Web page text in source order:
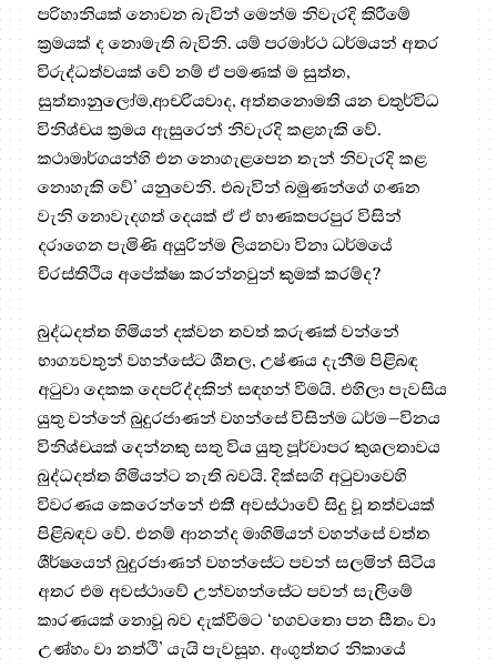
පරිහානියක් නොවන බැවින් මෙන්ම නිවැරදි කිරීමේ
ක්‍රමයක් ද නොමැති බැවිනි. යම් පරමාර්ථ ධර්මයන් අතර
විරුද්ධත්වයක් වේ නම් ඒ පමණක් ම සුත්ත,
සුත්තානුලෝම,ආචරියවාද, අත්තනොමති යන චතුර්විධ
විනිශ්චය ක්‍රමය ඇසුරෙන් නිවැරදි කළහැකි වේ.
කථාමාර්ගයන්හි එන නොගැළපෙන තැන් නිවැරදි කළ
නොහැකි වේ’ යනුවෙනි. එබැවින් බමුණන්ගේ ගණන
වැනි නොවැදගත් දෙයක් ඒ ඒ භාණකපරපුර විසින්
දරාගෙන පැමිණි අයුරින්ම ලියනවා විනා ධර්මයේ
චිරස්තිථිය අපේක්ෂා කරන්නවුන් කුමක් කරම්ද?
බුද්ධදත්ත හිමියන් දක්වන තවත් කරුණක් වන්නේ
භාග්‍යවතුන් වහන්සේට ශීතල, උෂ්ණය දැනීම පිළිබඳ
අටුවා දෙකක දෙපරිද්දකින් සඳහන් වීමයි. එහිලා පැවසිය
යුතු වන්නේ බුදුරජාණන් වහන්සේ විසින්ම ධර්ම–විනය
විනිශ්චයක් දෙන්නකු සතු විය යුතු පූර්වාපර කුශලතාවය
බුද්ධදත්ත හිමියන්ට නැති බවයි. දික්සඟි අටුවාවෙහි
විවරණය කෙරෙන්නේ එකී අවස්ථාවේ සිදු වූ තත්වයක්
පිළිබඳව වේ. එනම් ආනන්ද මාහිමියන් වහන්සේ වත්ත
ශීර්ෂයෙන් බුදුරජාණන් වහන්සේට පවන් සලමින් සිටිය
අතර එම අවස්ථාවේ උන්වහන්සේට පවන් සැලීමේ
කාරණයක් නොවූ බව දැක්වීමට ‘භගවතො පන සීතං වා
උණ්හං වා නත්ථි’ යැයි පැවසූහ. අංගුත්තර නිකායේ